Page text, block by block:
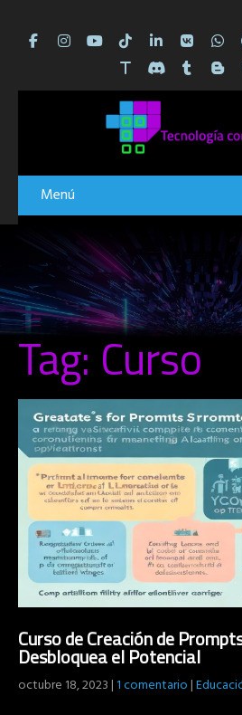
Menú
Tag: Curso
Curso de Creación de
Desbloquea el Potencial
octubre 18, 2023|1 comentario|